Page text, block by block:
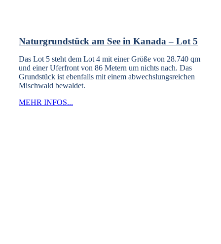
Naturgrundstück am See in Kanada – Lot 5
Das Lot 5 steht dem Lot 4 mit einer Größe von 28.740 qm
und einer Uferfront von 86 Metern um nichts nach. Das
Grundstück ist ebenfalls mit einem abwechslungsreichen
Mischwald bewaldet.
MEHR INFOS...